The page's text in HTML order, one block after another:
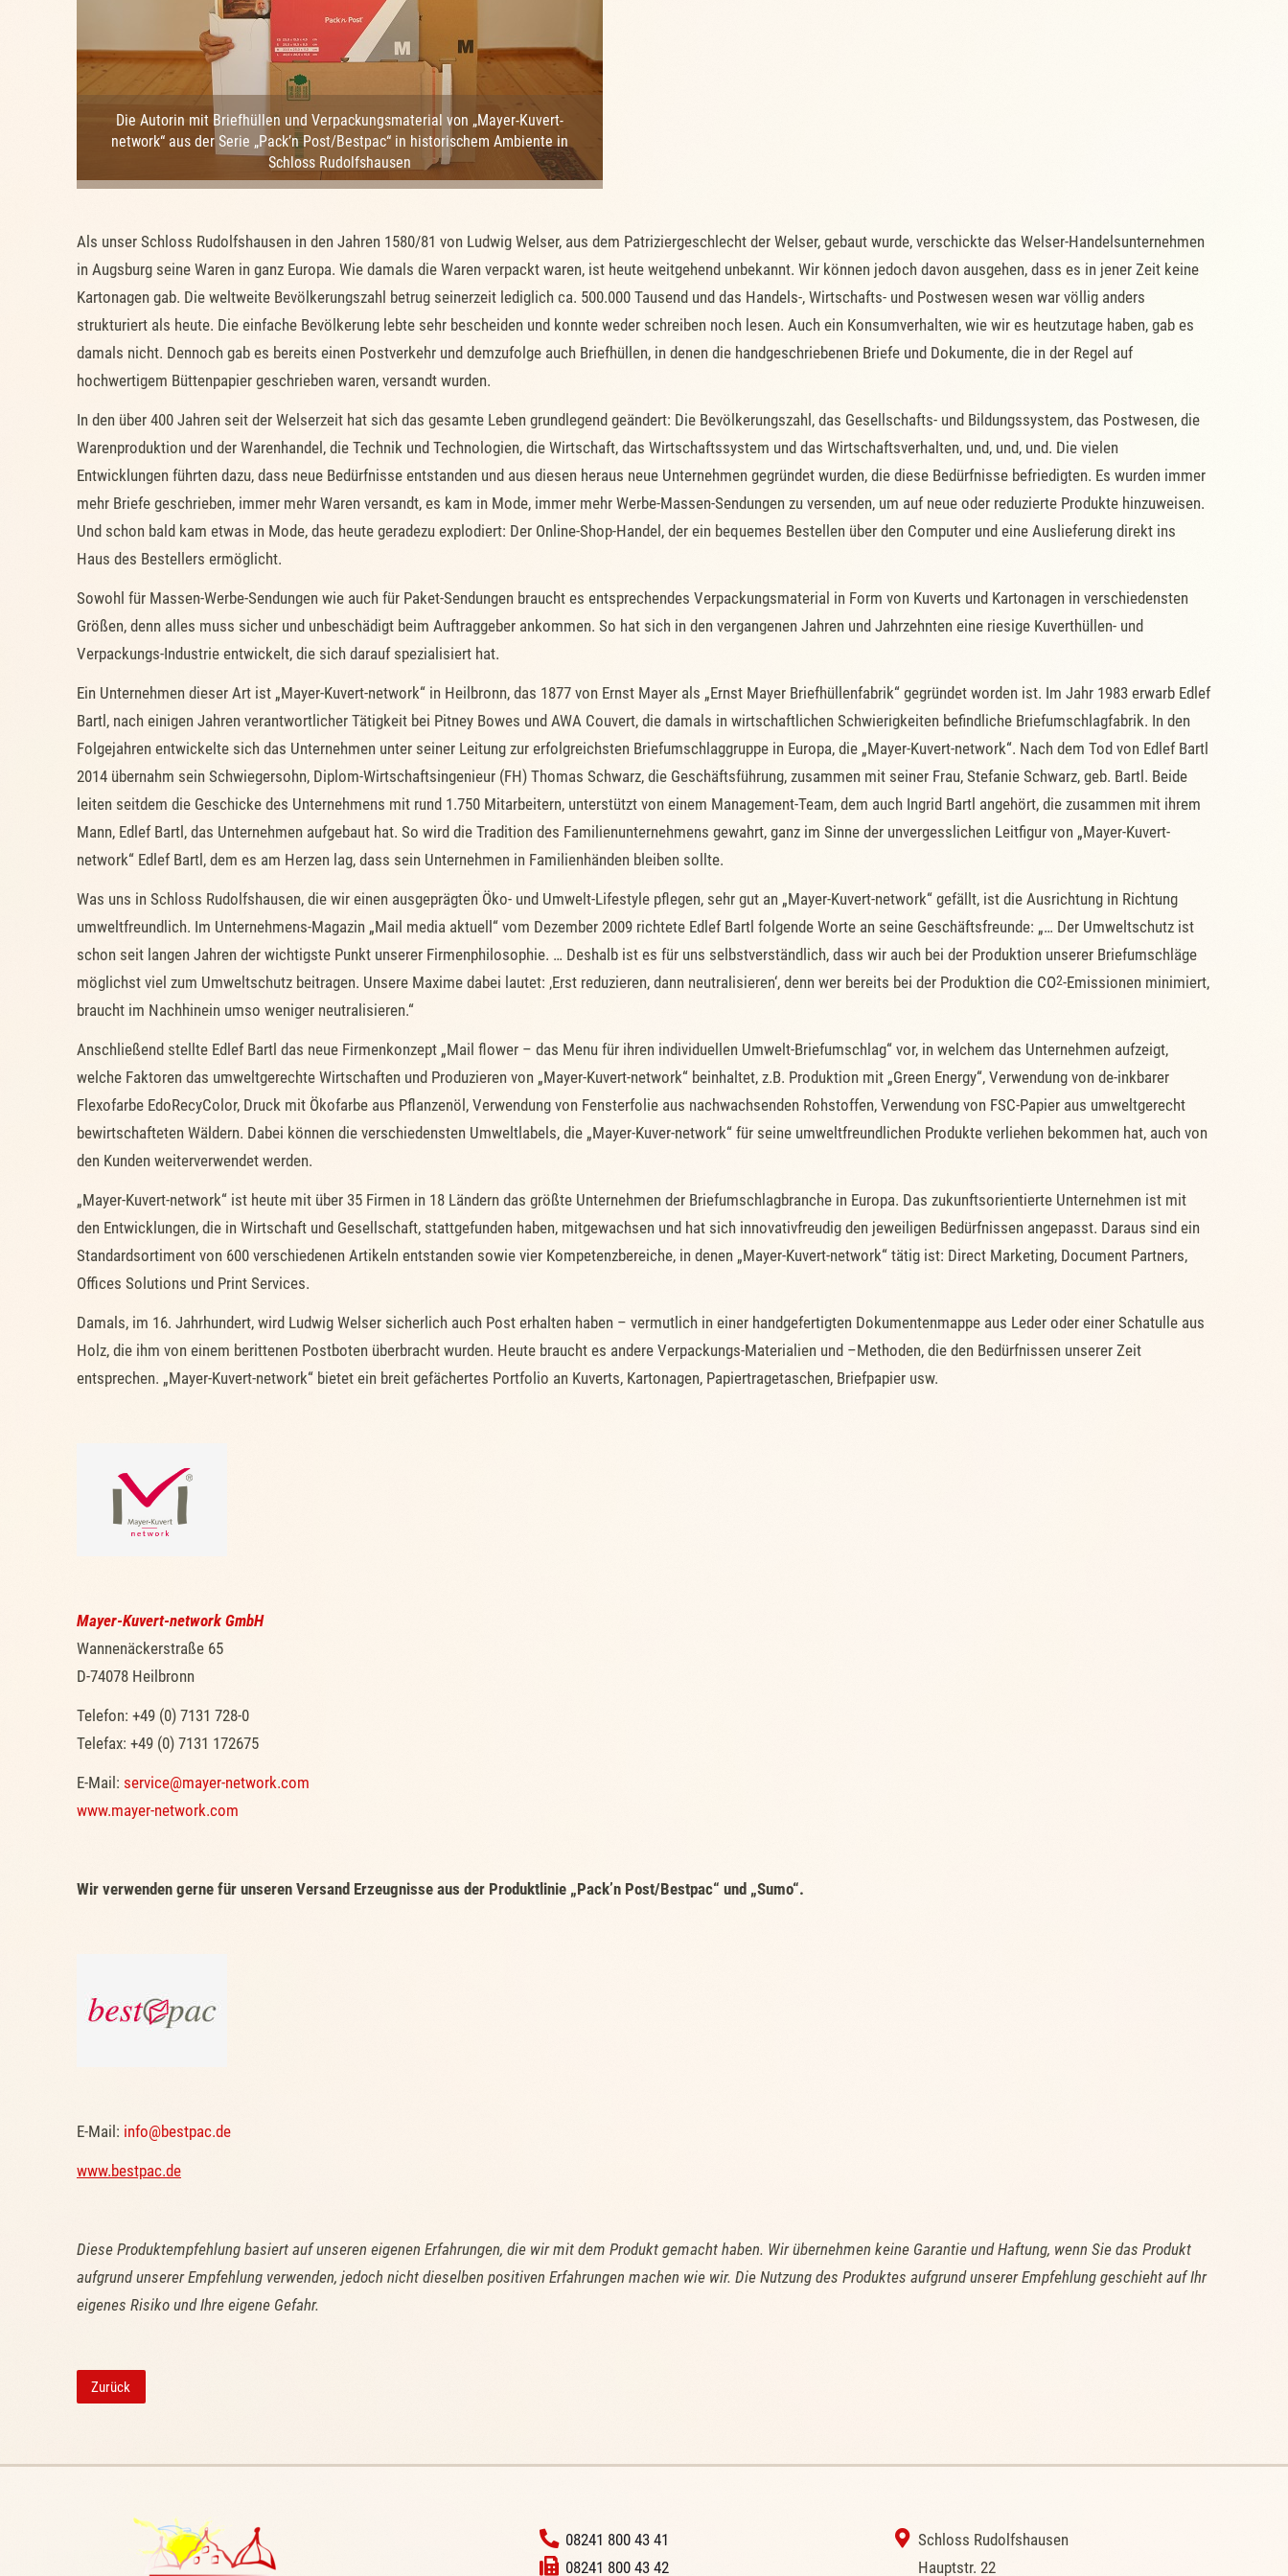
Die Autorin mit Briefhüllen und Verpackungsmaterial von „Mayer-Kuvert-
network“ aus der Serie „Pack’n Post/Bestpac“ in historischem Ambiente in
Schloss Rudolfshausen
Als unser Schloss Rudolfshausen in den Jahren 1580/81 von Ludwig Welser, aus dem Patriziergeschlecht der Welser, gebaut wurde, verschickte das Welser-Handelsunternehmen
in Augsburg seine Waren in ganz Europa. Wie damals die Waren verpackt waren, ist heute weitgehend unbekannt. Wir können jedoch davon ausgehen, dass es in jener Zeit keine
Kartonagen gab. Die weltweite Bevölkerungszahl betrug seinerzeit lediglich ca. 500.000 Tausend und das Handels-, Wirtschafts- und Postwesen wesen war völlig anders
strukturiert als heute. Die einfache Bevölkerung lebte sehr bescheiden und konnte weder schreiben noch lesen. Auch ein Konsumverhalten, wie wir es heutzutage haben, gab es
damals nicht. Dennoch gab es bereits einen Postverkehr und demzufolge auch Briefhüllen, in denen die handgeschriebenen Briefe und Dokumente, die in der Regel auf
hochwertigem Büttenpapier geschrieben waren, versandt wurden.
In den über 400 Jahren seit der Welserzeit hat sich das gesamte Leben grundlegend geändert: Die Bevölkerungszahl, das Gesellschafts- und Bildungssystem, das Postwesen, die
Warenproduktion und der Warenhandel, die Technik und Technologien, die Wirtschaft, das Wirtschaftssystem und das Wirtschaftsverhalten, und, und, und. Die vielen
Entwicklungen führten dazu, dass neue Bedürfnisse entstanden und aus diesen heraus neue Unternehmen gegründet wurden, die diese Bedürfnisse befriedigten. Es wurden immer
mehr Briefe geschrieben, immer mehr Waren versandt, es kam in Mode, immer mehr Werbe-Massen-Sendungen zu versenden, um auf neue oder reduzierte Produkte hinzuweisen.
Und schon bald kam etwas in Mode, das heute geradezu explodiert: Der Online-Shop-Handel, der ein bequemes Bestellen über den Computer und eine Auslieferung direkt ins
Haus des Bestellers ermöglicht.
Sowohl für Massen-Werbe-Sendungen wie auch für Paket-Sendungen braucht es entsprechendes Verpackungsmaterial in Form von Kuverts und Kartonagen in verschiedensten
Größen, denn alles muss sicher und unbeschädigt beim Auftraggeber ankommen. So hat sich in den vergangenen Jahren und Jahrzehnten eine riesige Kuverthüllen- und
Verpackungs-Industrie entwickelt, die sich darauf spezialisiert hat.
Ein Unternehmen dieser Art ist „Mayer-Kuvert-network“ in Heilbronn, das 1877 von Ernst Mayer als „Ernst Mayer Briefhüllenfabrik“ gegründet worden ist. Im Jahr 1983 erwarb Edlef
Bartl, nach einigen Jahren verantwortlicher Tätigkeit bei Pitney Bowes und AWA Couvert, die damals in wirtschaftlichen Schwierigkeiten befindliche Briefumschlagfabrik. In den
Folgejahren entwickelte sich das Unternehmen unter seiner Leitung zur erfolgreichsten Briefumschlaggruppe in Europa, die „Mayer-Kuvert-network“. Nach dem Tod von Edlef Bartl
2014 übernahm sein Schwiegersohn, Diplom-Wirtschaftsingenieur (FH) Thomas Schwarz, die Geschäftsführung, zusammen mit seiner Frau, Stefanie Schwarz, geb. Bartl. Beide
leiten seitdem die Geschicke des Unternehmens mit rund 1.750 Mitarbeitern, unterstützt von einem Management-Team, dem auch Ingrid Bartl angehört, die zusammen mit ihrem
Mann, Edlef Bartl, das Unternehmen aufgebaut hat. So wird die Tradition des Familienunternehmens gewahrt, ganz im Sinne der unvergesslichen Leitfigur von „Mayer-Kuvert-
network“ Edlef Bartl, dem es am Herzen lag, dass sein Unternehmen in Familienhänden bleiben sollte.
Was uns in Schloss Rudolfshausen, die wir einen ausgeprägten Öko- und Umwelt-Lifestyle pflegen, sehr gut an „Mayer-Kuvert-network“ gefällt, ist die Ausrichtung in Richtung
umweltfreundlich. Im Unternehmens-Magazin „Mail media aktuell“ vom Dezember 2009 richtete Edlef Bartl folgende Worte an seine Geschäftsfreunde: „… Der Umweltschutz ist
schon seit langen Jahren der wichtigste Punkt unserer Firmenphilosophie. … Deshalb ist es für uns selbstverständlich, dass wir auch bei der Produktion unserer Briefumschläge
möglichst viel zum Umweltschutz beitragen. Unsere Maxime dabei lautet: ‚Erst reduzieren, dann neutralisieren‘, denn wer bereits bei der Produktion die CO2-Emissionen minimiert,
braucht im Nachhinein umso weniger neutralisieren.“
Anschließend stellte Edlef Bartl das neue Firmenkonzept „Mail flower – das Menu für ihren individuellen Umwelt-Briefumschlag“ vor, in welchem das Unternehmen aufzeigt,
welche Faktoren das umweltgerechte Wirtschaften und Produzieren von „Mayer-Kuvert-network“ beinhaltet, z.B. Produktion mit „Green Energy“, Verwendung von de-inkbarer
Flexofarbe EdoRecyColor, Druck mit Ökofarbe aus Pflanzenöl, Verwendung von Fensterfolie aus nachwachsenden Rohstoffen, Verwendung von FSC-Papier aus umweltgerecht
bewirtschafteten Wäldern. Dabei können die verschiedensten Umweltlabels, die „Mayer-Kuver-network“ für seine umweltfreundlichen Produkte verliehen bekommen hat, auch von
den Kunden weiterverwendet werden.
„Mayer-Kuvert-network“ ist heute mit über 35 Firmen in 18 Ländern das größte Unternehmen der Briefumschlagbranche in Europa. Das zukunftsorientierte Unternehmen ist mit
den Entwicklungen, die in Wirtschaft und Gesellschaft, stattgefunden haben, mitgewachsen und hat sich innovativfreudig den jeweiligen Bedürfnissen angepasst. Daraus sind ein
Standardsortiment von 600 verschiedenen Artikeln entstanden sowie vier Kompetenzbereiche, in denen „Mayer-Kuvert-network“ tätig ist: Direct Marketing, Document Partners,
Offices Solutions und Print Services.
Damals, im 16. Jahrhundert, wird Ludwig Welser sicherlich auch Post erhalten haben – vermutlich in einer handgefertigten Dokumentenmappe aus Leder oder einer Schatulle aus
Holz, die ihm von einem berittenen Postboten überbracht wurden. Heute braucht es andere Verpackungs-Materialien und –Methoden, die den Bedürfnissen unserer Zeit
entsprechen. „Mayer-Kuvert-network“ bietet ein breit gefächertes Portfolio an Kuverts, Kartonagen, Papiertragetaschen, Briefpapier usw.
Mayer-Kuvert-network GmbH
Wannenäckerstraße 65
D-74078 Heilbronn
Telefon: +49 (0) 7131 728-0
Telefax: +49 (0) 7131 172675
E-Mail: service@mayer-network.com
www.mayer-network.com
Wir verwenden gerne für unseren Versand Erzeugnisse aus der Produktlinie „Pack’n Post/Bestpac“ und „Sumo“.
E-Mail: info@bestpac.de
www.bestpac.de
Diese Produktempfehlung basiert auf unseren eigenen Erfahrungen, die wir mit dem Produkt gemacht haben. Wir übernehmen keine Garantie und Haftung, wenn Sie das Produkt
aufgrund unserer Empfehlung verwenden, jedoch nicht dieselben positiven Erfahrungen machen wie wir. Die Nutzung des Produktes aufgrund unserer Empfehlung geschieht auf Ihr
eigenes Risiko und Ihre eigene Gefahr.
Zurück
08241 800 43 41
08241 800 43 42
‭ Schloss Rudolfshausen
‭Hauptstr. 22